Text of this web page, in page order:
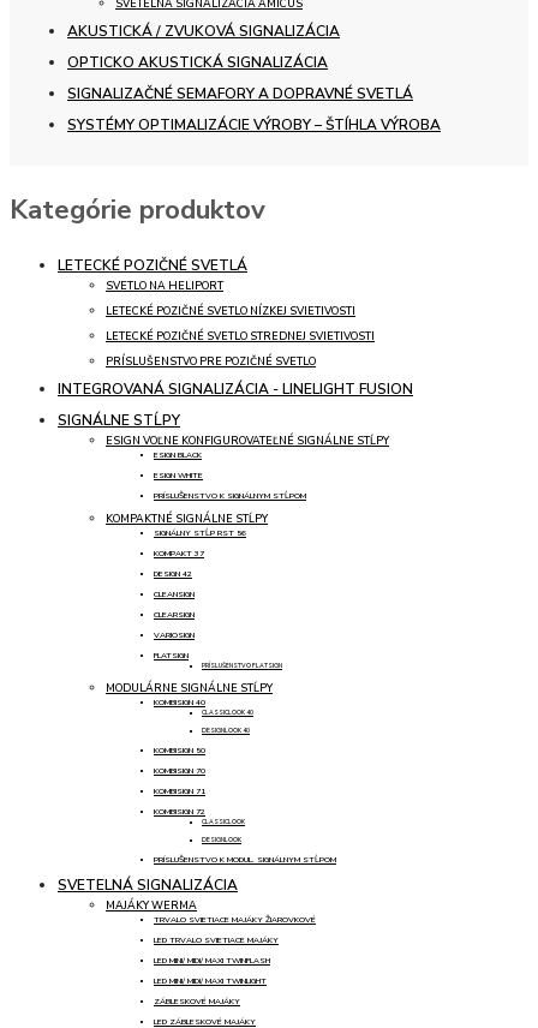
SVETELNÁ SIGNALIZÁCIA AMICUS
AKUSTICKÁ / ZVUKOVÁ SIGNALIZÁCIA
OPTICKO AKUSTICKÁ SIGNALIZÁCIA
SIGNALIZAČNÉ SEMAFORY A DOPRAVNÉ SVETLÁ
SYSTÉMY OPTIMALIZÁCIE VÝROBY – ŠTÍHLA VÝROBA
Kategórie produktov
LETECKÉ POZIČNÉ SVETLÁ
SVETLO NA HELIPORT
LETECKÉ POZIČNÉ SVETLO NÍZKEJ SVIETIVOSTI
LETECKÉ POZIČNÉ SVETLO STREDNEJ SVIETIVOSTI
PRÍSLUŠENSTVO PRE POZIČNÉ SVETLO
INTEGROVANÁ SIGNALIZÁCIA - LINELIGHT FUSION
SIGNÁLNE STĹPY
ESIGN VOĽNE KONFIGUROVATEĽNÉ SIGNÁLNE STĹPY
ESIGN BLACK
ESIGN WHITE
PRÍSLUŠENSTVO K SIGNÁLNYM STĹPOM
KOMPAKTNÉ SIGNÁLNE STĹPY
SIGNÁLNY STĹP RST 56
KOMPAKT 37
DESIGN 42
CLEANSIGN
CLEARSIGN
VARIOSIGN
FLATSIGN
PRÍSLUŠENSTVO FLATSIGN
MODULÁRNE SIGNÁLNE STĹPY
KOMBISIGN 40
CLASSICLOOK 40
DESIGNLOOK 40
KOMBISIGN 50
KOMBISIGN 70
KOMBISIGN 71
KOMBISIGN 72
CLASSICLOOK
DESIGNLOOK
PRÍSLUŠENSTVO K MODUL. SIGNÁLNYM STĹPOM
SVETELNÁ SIGNALIZÁCIA
MAJÁKY WERMA
TRVALO SVIETIACE MAJÁKY ŽIAROVKOVÉ
LED TRVALO SVIETIACE MAJÁKY
LED MINI/ MIDI/ MAXI TWINFLASH
LED MINI/ MIDI/ MAXI TWINLIGHT
ZÁBLESKOVÉ MAJÁKY
LED ZÁBLESKOVÉ MAJÁKY